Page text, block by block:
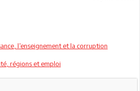
l’enseignement et la corruption
régions et emploi